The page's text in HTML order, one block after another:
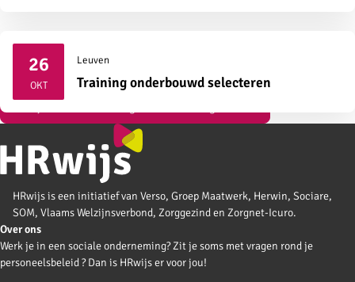
26
OKT2026
Leuven
Training onderbouwd selecteren
HRwijs is een initiatief van Verso, Groep Maatwerk, Herwin, Sociare,
SOM, Vlaams Welzijnsverbond, Zorggezind en Zorgnet-Icuro.
Over ons
Werk je in een sociale onderneming? Zit je soms met vragen rond je
personeelsbeleid ? Dan is HRwijs er voor jou!